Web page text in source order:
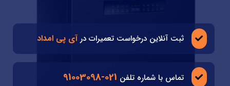
ثبت آنلاین درخواست تعمیرات درآی پی امداد
تماس با شماره تلفن 021-91003098